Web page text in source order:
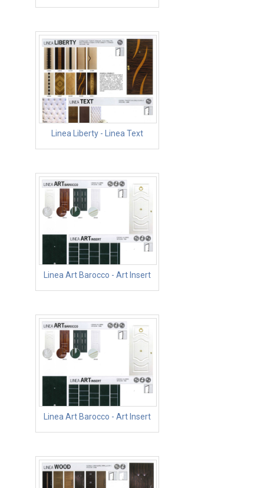
Linea Liberty - Linea Text
Linea Art Barocco - Art Insert
Linea Art Barocco - Art Insert